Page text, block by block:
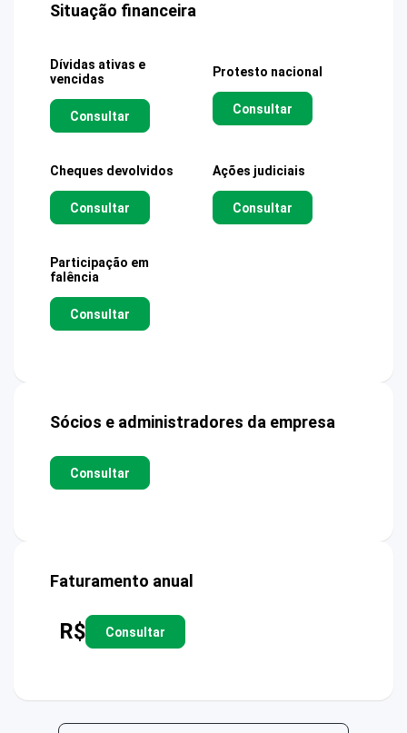
Situação financeira
Dívidas ativas e
vencidas
Consultar
Protesto nacional
Consultar
Cheques devolvidos
Consultar
Ações judiciais
Consultar
Participação em
falência
Consultar
Sócios e administradores da empresa
Consultar
Faturamento anual
R$ Consultar